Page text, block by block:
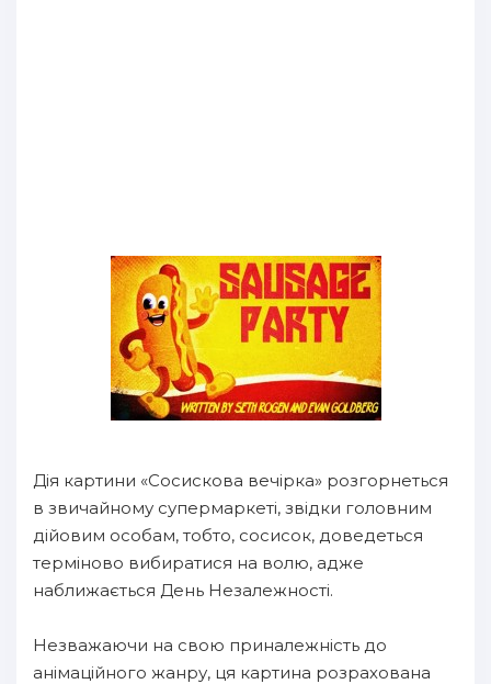
Дія картини «Сосискова вечірка» розгорнеться
в звичайному супермаркеті, звідки головним
дійовим особам, тобто, сосисок, доведеться
терміново вибиратися на волю, адже
наближається День Незалежності.
Незважаючи на свою приналежність до
анімаційного жанру, ця картина розрахована